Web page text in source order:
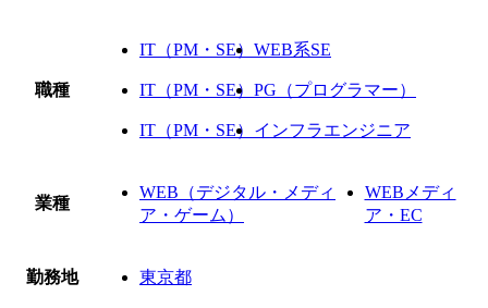
職種
IT（PM・SE） WEB系SE
IT（PM・SE） PG（プログラマー）
IT（PM・SE） インフラエンジニア
業種
WEB（デジタル・メディ
ア・ゲーム）
WEBメディ
ア・EC
勤務地 東京都